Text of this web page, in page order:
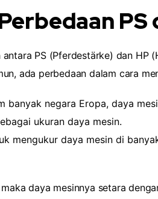
PS
PS (Pferdestärke) dan HP
ada perbedaan dalam cara
banyak negara Eropa, daya
ukuran daya mesin.
mengukur daya mesin di
daya mesinnya setara